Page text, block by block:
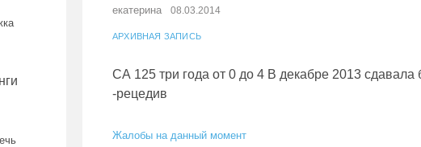
екатерина 08.03.2014
АРХИВНАЯ ЗАПИСЬ
СА 125 три года от 0 до 4 В декабре 2013
-рецедив
Жалобы на данный момент